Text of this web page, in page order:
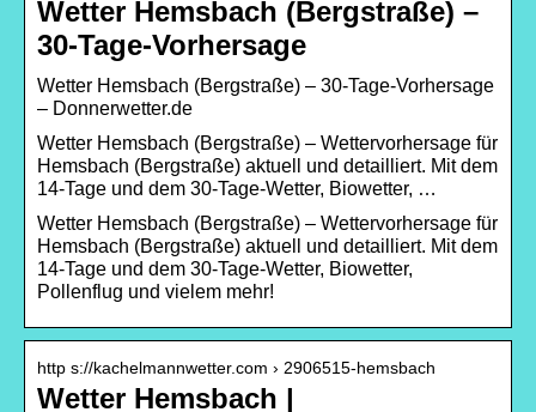
Wetter Hemsbach (Bergstraße) –
30-Tage-Vorhersage
Wetter Hemsbach (Bergstraße) – 30-Tage-Vorhersage
– Donnerwetter.de
Wetter Hemsbach (Bergstraße) – Wettervorhersage für
Hemsbach (Bergstraße) aktuell und detailliert. Mit dem
14-Tage und dem 30-Tage-Wetter, Biowetter, …
Wetter Hemsbach (Bergstraße) – Wettervorhersage für
Hemsbach (Bergstraße) aktuell und detailliert. Mit dem
14-Tage und dem 30-Tage-Wetter, Biowetter,
Pollenflug und vielem mehr!
http s://kachelmannwetter.com › 2906515-hemsbach
Wetter Hemsbach |